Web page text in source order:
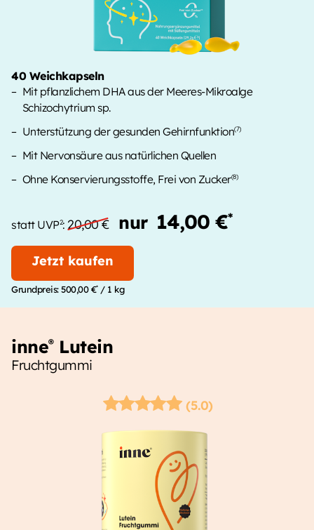
40 Weichkapseln
Mit pflanzlichem DHA aus der Meeres-Mikroalge
Schizochytrium sp.
Unterstützung der gesunden Gehirnfunktion(7)
Mit Nervonsäure aus natürlichen Quellen
Ohne Konservierungsstoffe, Frei von Zucker(8)
statt UVP2: 20,00 € nur 14,00 €*
Jetzt kaufen
Grundpreis:500,00 €*/ 1 kg
inne®Lutein
Fruchtgummi
(5.0)